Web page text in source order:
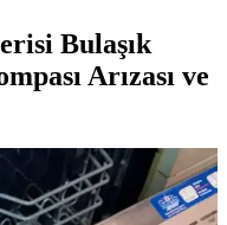
Bulaşık
Arızası ve